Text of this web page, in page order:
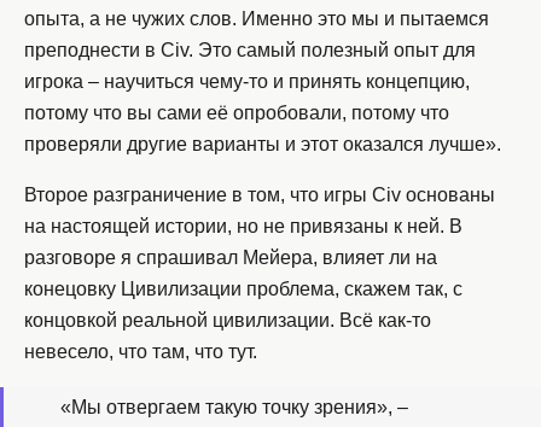
опыта, а не чужих слов. Именно это мы и пытаемся
преподнести в Civ. Это самый полезный опыт для
игрока – научиться чему-то и принять концепцию,
потому что вы сами её опробовали, потому что
проверяли другие варианты и этот оказался лучше».
Второе разграничение в том, что игры Civ основаны
на настоящей истории, но не привязаны к ней. В
разговоре я спрашивал Мейера, влияет ли на
конецовку Цивилизации проблема, скажем так, с
концовкой реальной цивилизации. Всё как-то
невесело, что там, что тут.
«Мы отвергаем такую точку зрения», –